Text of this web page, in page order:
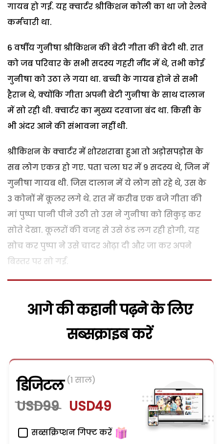
गायब हो गई. यह क्वार्टर श्रीकिशन कोली का था जो रेलवे
कर्मचारी था.
6 वर्षीय गुनीषा श्रीकिशन की बेटी गीता की बेटी थी. रात
को जब परिवार के सभी सदस्य गहरी नींद में थे, तभी कोई
गुनीषा को उठा ले गया था. बच्ची के गायब होने से सभी
हैरान थे, क्योंकि गीता अपनी बेटी गुनीषा के साथ दालान
में सो रही थी. क्वार्टर का मुख्य दरवाजा बंद था. किसी के
भी अंदर आने की संभावना नहीं थी.
श्रीकिशन के क्वार्टर में शोरशराबा हुआ तो अड़ोसपड़ोस के
सब लोग एकत्र हो गए. पता चला घर में 9 सदस्य थे, जिन में
गुनीषा गायब थी. जिस दालान में ये लोग सो रहे थे, उस के
3 कोनों में कूलर लगे थे. रात में करीब एक बजे गीता की
मां पुष्पा पानी पीने उठी तो उस ने गुनीषा को सिकुड़ कर
सोते देखा. कूलरों की वजह से उसे ठंड लग रही होगी, यह
सोच कर पुष्पा ने उसे चादर ओढ़ा दी और जा कर अपने
बिस्तर पर सो गई.
आगे की कहानी पढ़ने के लिए
सब्सक्राइब करें
डिजिटल (1 साल)
USD99 USD49
सब्सक्रिप्शन गिफ्ट करें